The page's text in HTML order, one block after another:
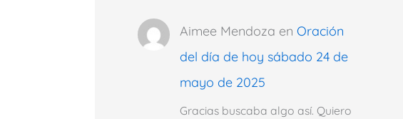
Aimee Mendoza en Oración
del día de hoy sábado 24 de
mayo de 2025
Gracias buscaba algo así. Quiero